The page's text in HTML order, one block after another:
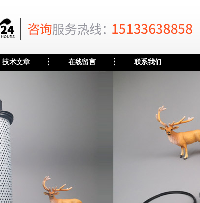
技术文章 在线留言 联系我们